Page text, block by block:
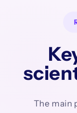
The main